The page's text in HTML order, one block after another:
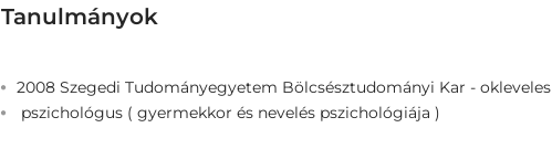
Tanulmányok
2008 Szegedi Tudományegyetem Bölcsésztudományi Kar - okleveles
pszichológus ( gyermekkor és nevelés pszichológiája )